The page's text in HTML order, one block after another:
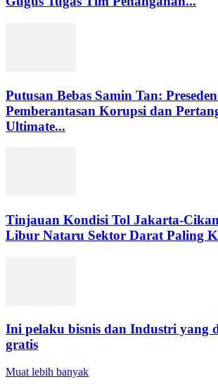
Putusan Bebas Samin Tan:
Pemberantasan Korupsi dan
Ultimate...
Tinjauan Kondisi Tol Jakarta-
Libur Nataru Sektor Darat Paling
Ini pelaku bisnis dan Industri yang
gratis
Muat lebih banyak